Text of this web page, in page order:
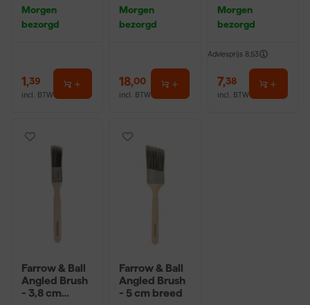
P220
Morgen
bezorgd
1,39
incl. BTW
Morgen
bezorgd
18,00
incl. BTW
Morgen
bezorgd
Adviesprijs 8,53
7,38
incl. BTW
Farrow & Ball
Angled Brush
- 3,8 cm
Farrow & Ball
Angled Brush
- 5 cm breed